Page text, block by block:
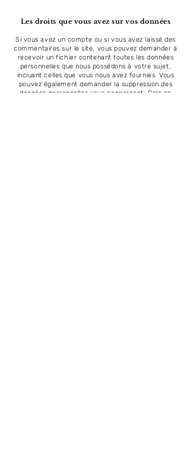
Les droits que vous avez sur vos données
Si vous avez un compte ou si vous avez laissé des
commentaires sur le site, vous pouvez demander à
recevoir un fichier contenant toutes les données
personnelles que nous possédons à votre sujet,
incluant celles que vous nous avez fournies. Vous
pouvez également demander la suppression des
données personnelles vous concernant. Cela ne